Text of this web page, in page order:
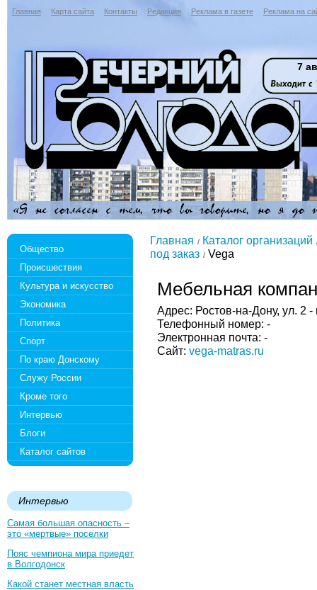
Главная Карта сайта Контакты Редакция Реклама в газете Реклама на
7
Общество
Происшествия
Культура и искусство
Экономика
Политика
Спорт
По краю Донскому
Служу России
Кроме того
Интервью
Блоги
Каталог сайтов
Интервью
Самая большая опасность –
это «мертвые» поселки
Пояс чемпиона мира приедет
в Волгодонск
Какой станет местная власть
Главная
Каталог организаций
под заказ
Vega
Мебельная
Адрес: Ростов-на-Дону, ул. 2
Телефонный номер: -
Электронная почта: -
Сайт: vega-matras.ru